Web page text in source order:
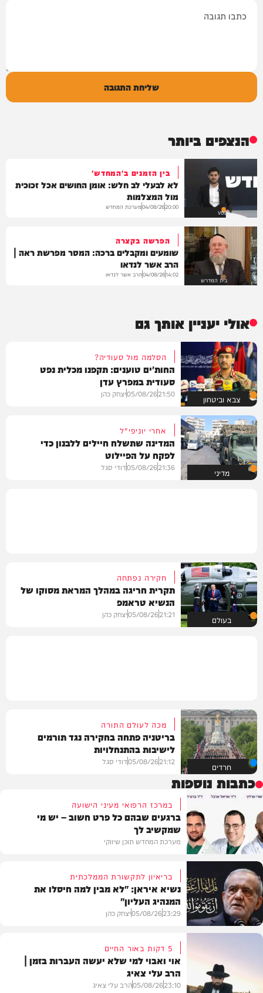
שליחת התגובה
הנצפים ביותר
VOD
בין הזמנים ב'המחדש'
לא לבעלי לב חלש: אומן החושים אכל זכוכית
מול המצלמות
20:00
04/08/26מערכת המחדש
בית המדרש
הפרשה בקצרה
שומעים ומקבלים ברכה: המסר מפרשת ראה |
הרב אשר לנדאו
14:02
04/08/26הרב אשר לנדאו
אולי יעניין אותך גם
צבא וביטחון
הסלמה מול סעודיה?
החות'ים טוענים: תקפנו מכלית נפט
סעודית במפרץ עדן
21:50
05/08/26יצחק כהן
מדיני
אחרי יוניפי"ל
המדינה שתשלח חיילים ללבנון כדי
לפקח על הפיילוט
21:36
05/08/26דודי סגל
בעולם
חקירה נפתחה
תקרית חריגה במהלך המראת מסוקו של
הנשיא טראמפ
21:21
05/08/26יצחק כהן
חרדים
מכה לעולם התורה
בריטניה פתחה בחקירה נגד תורמים
לישיבות בהתנחלויות
21:12
05/08/26דודי סגל
כתבות נוספות
תוכן שיווקי
במרכז הרפואי מעיני הישועה
ברגעים שבהם כל פרט חשוב – יש מי
שמקשיב לך
מערכת המחדש תוכן שיווקי
בעולם
בריאיון לתקשורת הממלכתית
נשיא איראן: "לא מבין למה חיסלו את
המנהיג העליון"
23:29
05/08/26יצחק כהן
5 דקות באור החיים
אוי ואבוי למי שלא יעשה העברות בזמן |
הרב עלי צאיג
23:10
05/08/26הרב עלי צאיג